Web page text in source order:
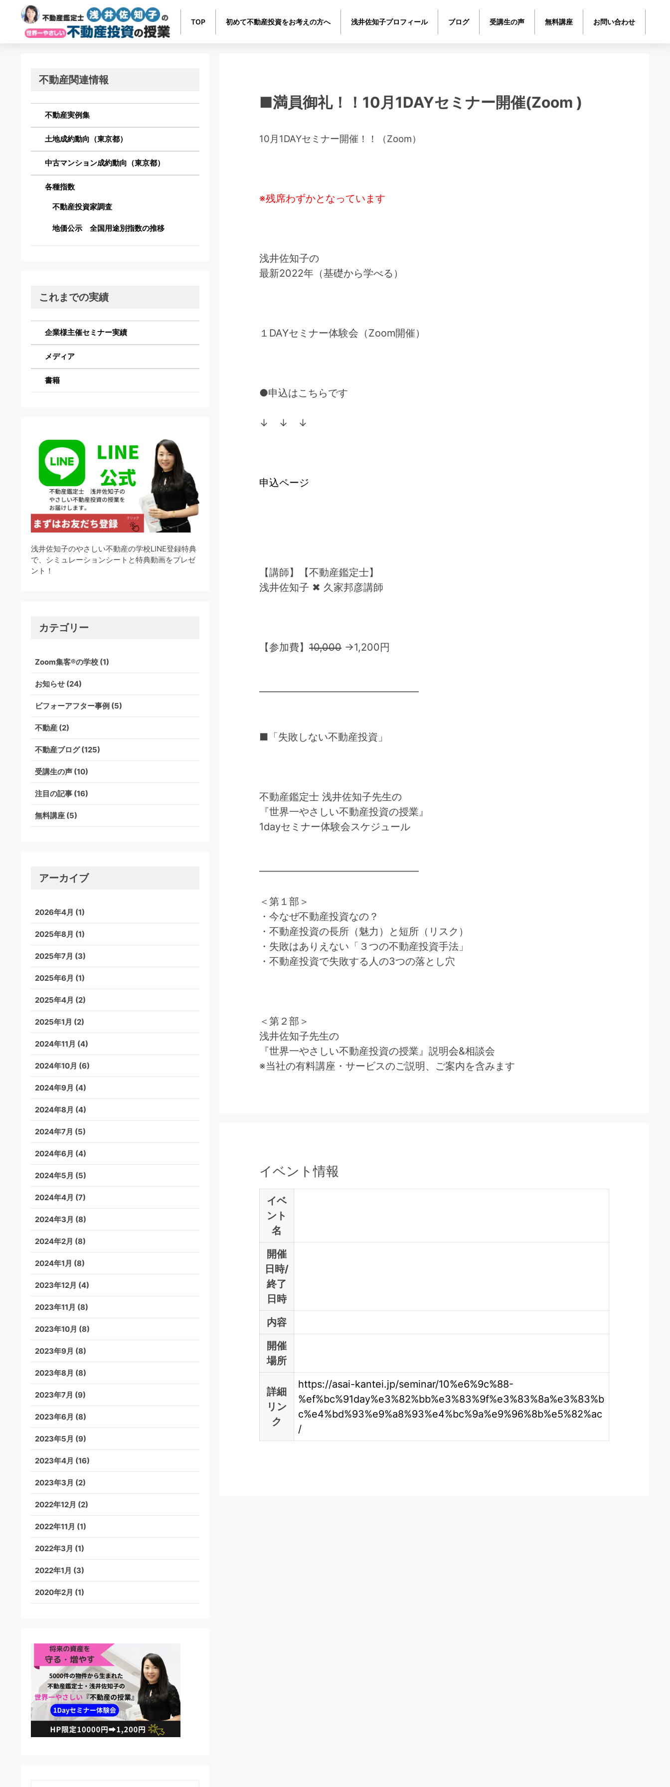
TOP 初めて不動産投資をお考えの方へ 浅井佐知子プロフィール ブログ 受講生の声 無料講座 お問い合わせ
■満員御礼！！10月1DAYセミナー開催(Zoom )
10月1DAYセミナー開催！！（Zoom）
※残席わずかとなっています
浅井佐知子の
最新2022年（基礎から学べる）
１DAYセミナー体験会（Zoom開催）
●申込はこちらです
↓ ↓ ↓
申込ページ
【講師】【不動産鑑定士】
浅井佐知子 ✖︎ 久家邦彦講師
【参加費】 10,000 →1,200円
━━━━━━━━━━━━━━━━
■「失敗しない不動産投資」
不動産鑑定士 浅井佐知子先生の
『世界一やさしい不動産投資の授業』
1dayセミナー体験会スケジュール
━━━━━━━━━━━━━━━━
＜第１部＞
・今なぜ不動産投資なの？
・不動産投資の長所（魅力）と短所（リスク）
・失敗はありえない「３つの不動産投資手法」
・不動産投資で失敗する人の3つの落とし穴
＜第２部＞
浅井佐知子先生の
『世界一やさしい不動産投資の授業』説明会&相談会
※当社の有料講座・サービスのご説明、ご案内を含みます
イベント情報
イベ
ント
名
開催
日時/
終了
日時
内容
開催
場所
詳細
リン
ク
https://asai-kantei.jp/seminar/10%e6%9c%88-
%ef%bc%91day%e3%82%bb%e3%83%9f%e3%83%8a%e3%83%b
c%e4%bd%93%e9%a8%93%e4%bc%9a%e9%96%8b%e5%82%ac
/
不動産関連情報
不動産実例集
土地成約動向（東京都）
中古マンション成約動向（東京都）
各種指数
不動産投資家調査
地価公示 全国用途別指数の推移
これまでの実績
企業様主催セミナー実績
メディア
書籍
浅井佐知子のやさしい不動産の学校LINE登録特典
で、シミュレーションシートと特典動画をプレゼ
ント！
カテゴリー
Zoom集客®の学校(1)
お知らせ(24)
ビフォーアフター事例(5)
不動産(2)
不動産ブログ(125)
受講生の声(10)
注目の記事(16)
無料講座(5)
アーカイブ
2026年4月 (1)
2025年8月 (1)
2025年7月 (3)
2025年6月 (1)
2025年4月 (2)
2025年1月 (2)
2024年11月 (4)
2024年10月 (6)
2024年9月 (4)
2024年8月 (4)
2024年7月 (5)
2024年6月 (4)
2024年5月 (5)
2024年4月 (7)
2024年3月 (8)
2024年2月 (8)
2024年1月 (8)
2023年12月 (4)
2023年11月 (8)
2023年10月 (8)
2023年9月 (8)
2023年8月 (8)
2023年7月 (9)
2023年6月 (8)
2023年5月 (9)
2023年4月 (16)
2023年3月 (2)
2022年12月 (2)
2022年11月 (1)
2022年3月 (1)
2022年1月 (3)
2020年2月 (1)